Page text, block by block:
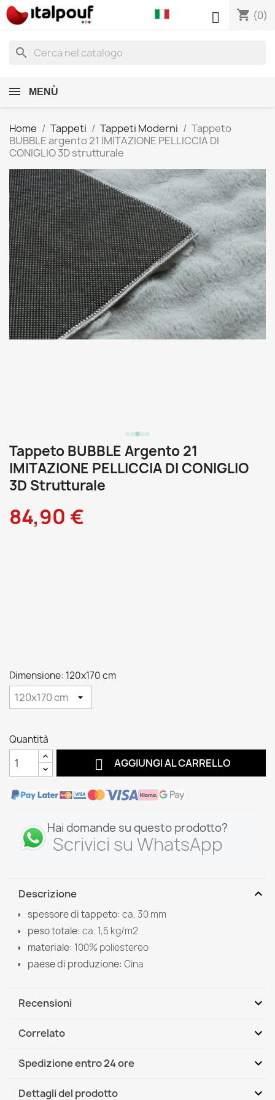
shopping_cart (0)

search
MENÙ
Home Tappeti Tappeti Moderni
Tappeto
BUBBLE argento 21 IMITAZIONE PELLICCIA DI
CONIGLIO 3D strutturale
Tappeto BUBBLE Argento 21
IMITAZIONE PELLICCIA DI CONIGLIO
3D Strutturale
84,90 €
Dimensione: 120x170 cm
Quantità
 AGGIUNGI AL CARRELLO
Hai domande su questo prodotto?
Scrivici su WhatsApp
Descrizione expand_more
spessore di tappeto: ca. 30 mm
peso totale: ca. 1,5 kg/m2
materiale: 100% poliestereo
paese di produzione: Cina
Recensioni expand_more
Correlato expand_more
Spedizione entro 24 ore expand_more
DHL / GLS International
Dettagli del prodotto expand_more